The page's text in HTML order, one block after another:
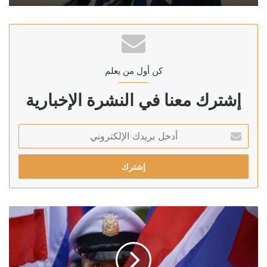
كن أول من يعلم
إشترك معنا في النشرة الإخبارية
بريدك
الإلكتروني